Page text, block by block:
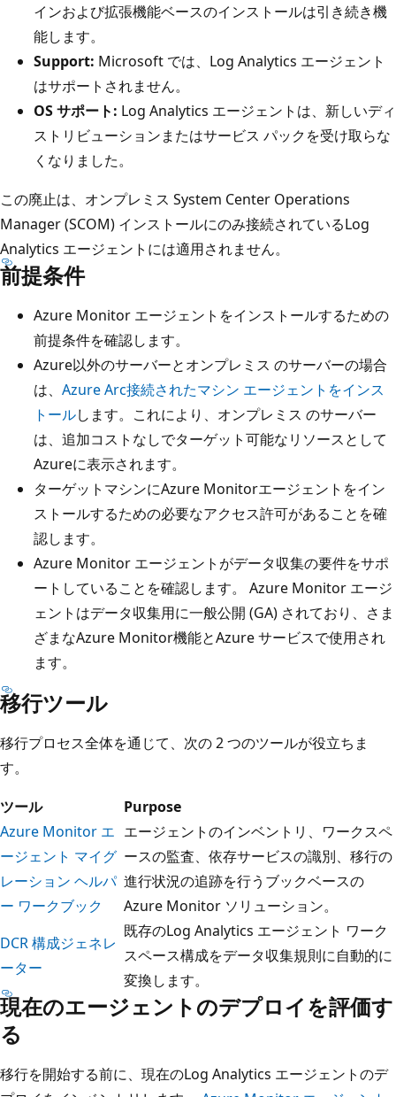
インおよび拡張機能ベースのインストールは引き続き機
能します。
Support: Microsoft では、Log Analytics エージェント
はサポートされません。
OS サポート: Log Analytics エージェントは、新しいディ
ストリビューションまたはサービス パックを受け取らな
くなりました。
この廃止は、オンプレミス System Center Operations
Manager (SCOM) インストールにのみ接続されているLog
Analytics エージェントには適用されません。
前提条件
Azure Monitor エージェントをインストールするための
前提条件を確認します。
Azure以外のサーバーとオンプレミス のサーバーの場合
は、 Azure Arc接続されたマシン エージェントをインス
トールします。これにより、オンプレミス のサーバー
は、追加コストなしでターゲット可能なリソースとして
Azureに表示されます。
ターゲットマシンにAzure Monitorエージェントをイン
ストールするための必要なアクセス許可があることを確
認します。
Azure Monitor エージェントがデータ収集の要件をサポ
ートしていることを確認します。 Azure Monitor エージ
ェントはデータ収集用に一般公開 (GA) されており、さま
ざまなAzure Monitor機能とAzure サービスで使用され
ます。
移行ツール
移行プロセス全体を通じて、次の 2 つのツールが役立ちま
す。
ツール
Purpose
Azure Monitor エ
ージェント マイグ
レーション ヘルパ
ー ワークブック
エージェントのインベントリ、ワークスペ
ースの監査、依存サービスの識別、移行の
進行状況の追跡を行うブックベースの
Azure Monitor ソリューション。
DCR 構成ジェネレ
ーター
既存のLog Analytics エージェント ワーク
スペース構成をデータ収集規則に自動的に
変換します。
現在のエージェントのデプロイを評価す
る
移行を開始する前に、現在のLog Analytics エージェントのデ